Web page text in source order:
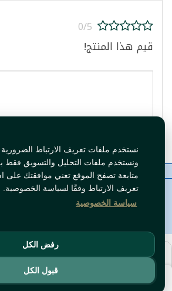
نستخدم ملفات تعريف الارتباط الضرورية
ونستخدم ملفات التحليل والتسويق فقط
متابعة تصفح الموقع تعني موافقتك على
تعريف الارتباط وفقًا لسياسة الخصوصية.
سياسة الخصوصية
رفض الكل
قبول الكل
0/5
قيم هذا المنتج!
معلومات عنا رقم الاتصال سياسات
حقوق النشر©Tawfeer 2018-2026
هذا متجر جملة. الأسعار وميزات الشراء
والمفعّلة
سجّل دخولأوافتح حساب.